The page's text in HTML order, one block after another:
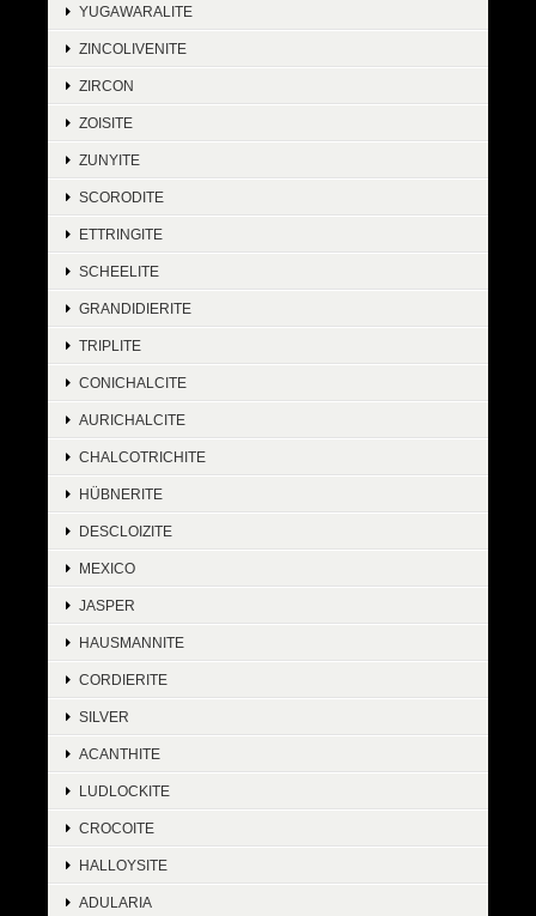
YUGAWARALITE
ZINCOLIVENITE
ZIRCON
ZOISITE
ZUNYITE
SCORODITE
ETTRINGITE
SCHEELITE
GRANDIDIERITE
TRIPLITE
CONICHALCITE
AURICHALCITE
CHALCOTRICHITE
HÜBNERITE
DESCLOIZITE
MEXICO
JASPER
HAUSMANNITE
CORDIERITE
SILVER
ACANTHITE
LUDLOCKITE
CROCOITE
HALLOYSITE
ADULARIA